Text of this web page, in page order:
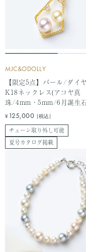
チェーン取り外し可能
夏号カタログ掲載
MJC&ODOLLY
【限定5点】パール/ダイ
K18ネックレス(アコヤ真
珠/4mm・5mm/6月誕生
《26H00207》
セ
ー
ル
価
¥ 125,000 (税込)